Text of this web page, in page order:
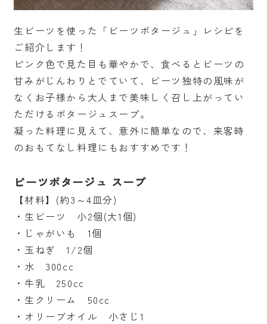
生ビーツを使った「ビーツポタージュ」レシピを
ご紹介します！
ピンク色で見た目も華やかで、食べるとビーツの
甘みがじんわりとでていて、ビーツ独特の風味が
なくお子様から大人まで美味しく召し上がってい
ただけるポタージュスープ。
凝った料理に見えて、意外に簡単なので、来客時
のおもてなし料理にもおすすめです！
ビーツポタージュ スープ
【材料】(約3～4皿分)
・生ビーツ 小2個(大1個)
・じゃがいも 1個
・玉ねぎ 1/2個
・水 300cc
・牛乳 250cc
・生クリーム 50cc
・オリーブオイル 小さじ1